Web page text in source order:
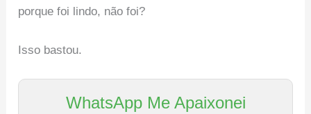
porque foi lindo, não foi?
Isso bastou.
WhatsApp Me Apaixonei